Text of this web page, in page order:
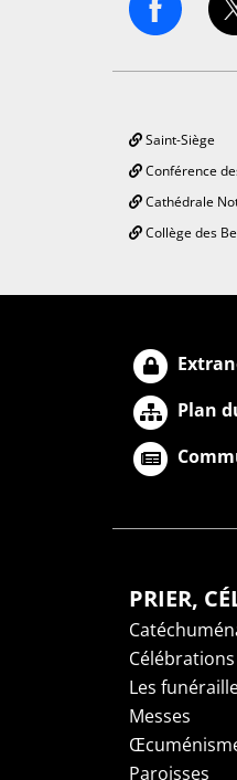
Saint-Siège
Conférence
Cathédrale
Collège des
Plan
PRIER,
Célébrations
Les
Messes
Paroisses